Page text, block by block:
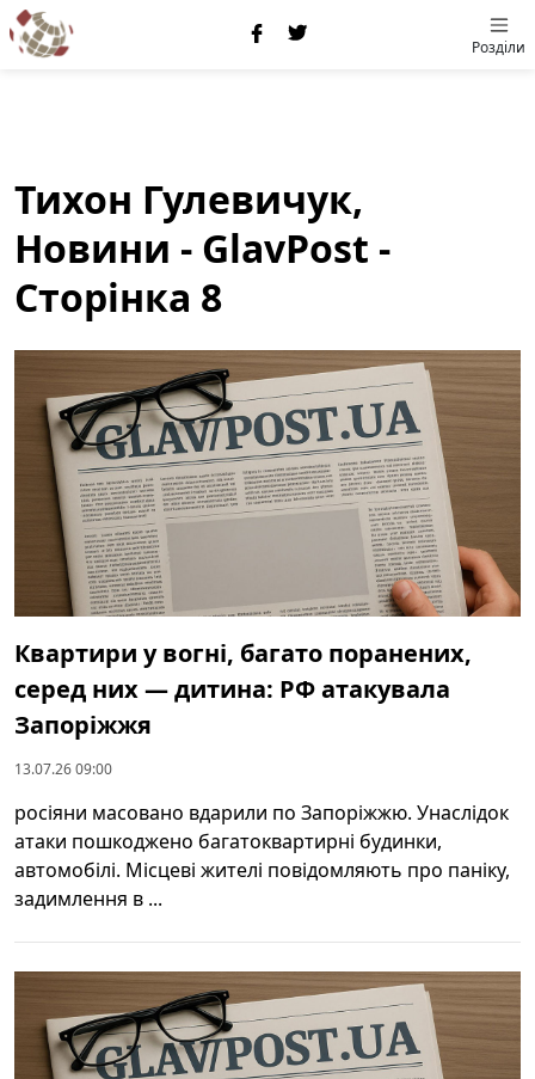
Розділи
Тихон Гулевичук,
Новини - GlavPost -
Сторінка 8
Квартири у вогні, багато поранених,
серед них — дитина: РФ атакувала
Запоріжжя
13.07.26 09:00
росіяни масовано вдарили по Запоріжжю. Унаслідок
атаки пошкоджено багатоквартирні будинки,
автомобілі. Місцеві жителі повідомляють про паніку,
задимлення в ...